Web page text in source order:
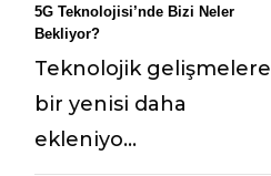
5G Teknolojisi’nde Bizi Neler
Bekliyor?
Teknolojik gelişmelere
bir yenisi daha
ekleniyo...